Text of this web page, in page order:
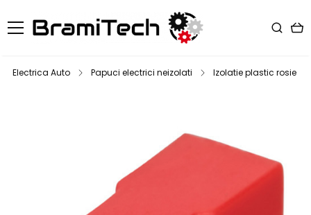
Electrica Auto Papuci electrici neizolati Izolatie plastic rosie